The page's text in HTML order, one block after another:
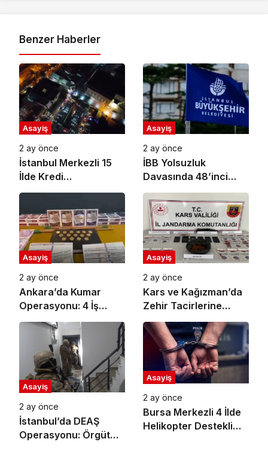
Benzer Haberler
Asayiş
2 ay önce
İstanbul Merkezli 15
İlde Kredi
Dolandırıcılığı
Gözaltı
Asayiş
2 ay önce
İBB Yolsuzluk
Davasında 48’inci
Duruşma Başlıyor
Asayiş
2 ay önce
Ankara’da Kumar
Operasyonu: 4 İş
Yerine Baskın, 11
Gözaltı
Asayiş
2 ay önce
Kars ve Kağızman’da
Zehir Tacirlerine
Büyük Darbe: 7
Tutuklama!
Asayiş
2 ay önce
İstanbul’da DEAŞ
Operasyonu: Örgüt
Asayiş
2 ay önce
Bursa Merkezli 4 İlde
Helikopter Destekli